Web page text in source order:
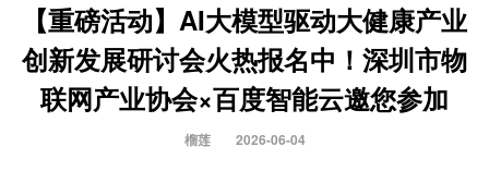
【重磅活动】AI大模型驱动大健康产业
创新发展研讨会火热报名中！深圳市物
联网产业协会×百度智能云邀您参加
榴莲 2026-06-04